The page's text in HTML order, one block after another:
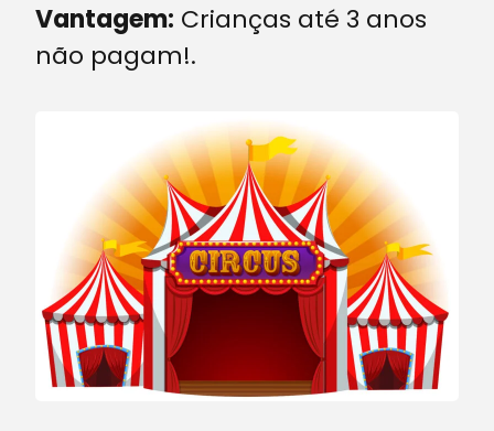
Vantagem: Crianças até 3 anos
não pagam!.